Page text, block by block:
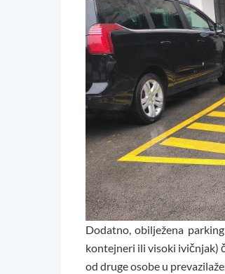
Dodatno, obilježena
kontejneri ili visoki ivičnjak)
od druge osobe u